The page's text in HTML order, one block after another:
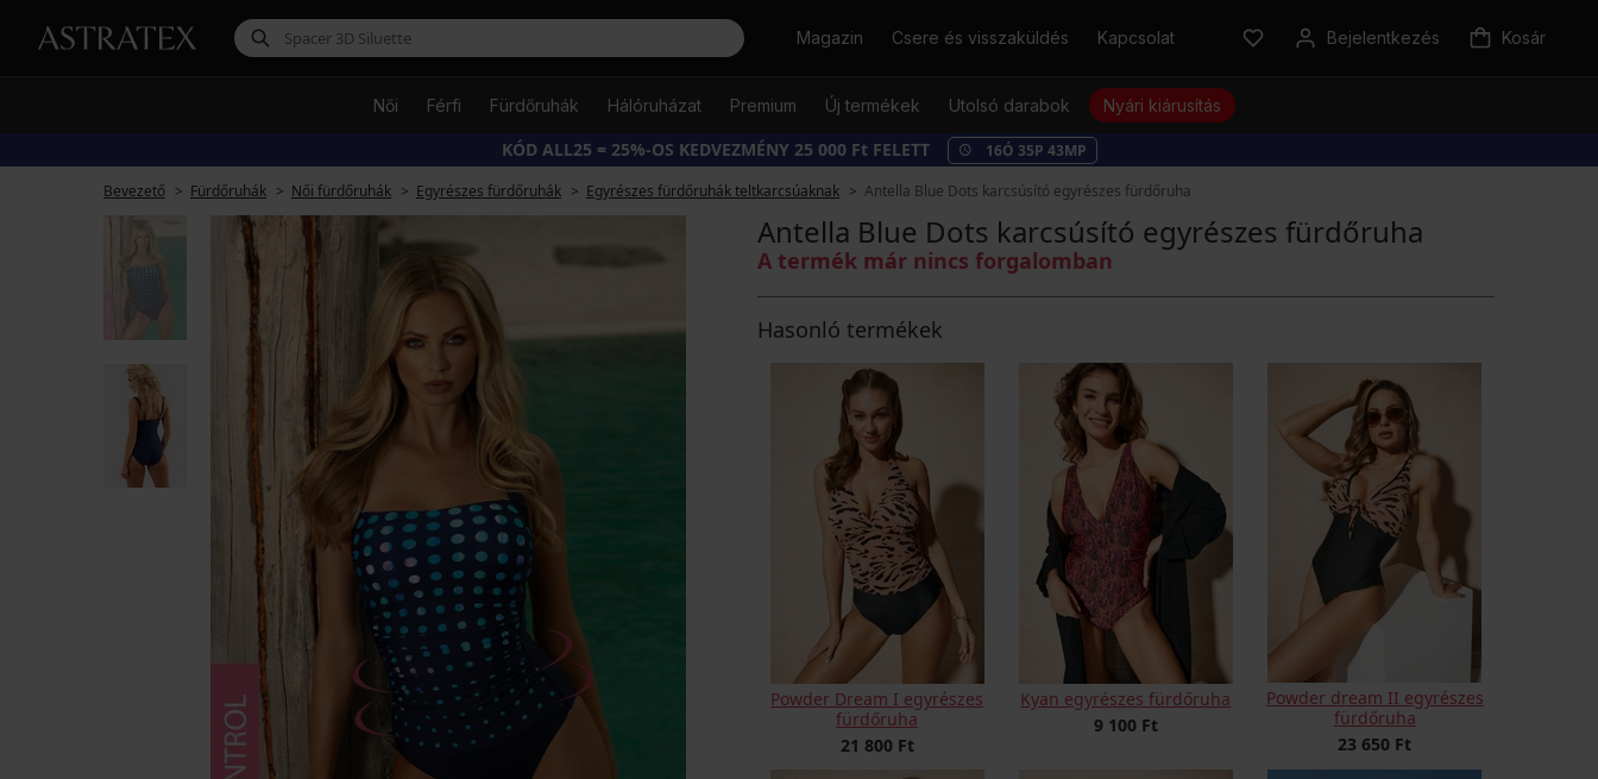
KeresésMagazin Csere és visszaküldés Kapcsolat Bejelentkezés Kosár
Női Férfi Fürdőruhák Hálóruházat Premium Új termékek Utolsó darabok Nyári kiárusítás
KÓD ALL25 = 25%-OS KEDVEZMÉNY 25 000 Ft FELETT 16Ó 35P 42MP
Bevezető
Fürdőruhák Női fürdőruhák Egyrészes fürdőruhák Egyrészes fürdőruhák teltkarcsúaknak Antella Blue Dots karcsúsító egyrészes fürdőruha
Antella Blue Dots karcsúsító egyrészes fürdőruha
A termék már nincs forgalomban
Hasonló termékek
Powder Dream I egyrészes
fürdőruha
21 800 Ft
Kyan egyrészes fürdőruha
9 100 Ft
Powder dream II egyrészes
fürdőruha
23 650 Ft